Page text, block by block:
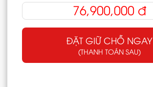
76,900,000 đ
ĐẶT GIỮ CHỖ NGAY
(THANH TOÁN SAU)